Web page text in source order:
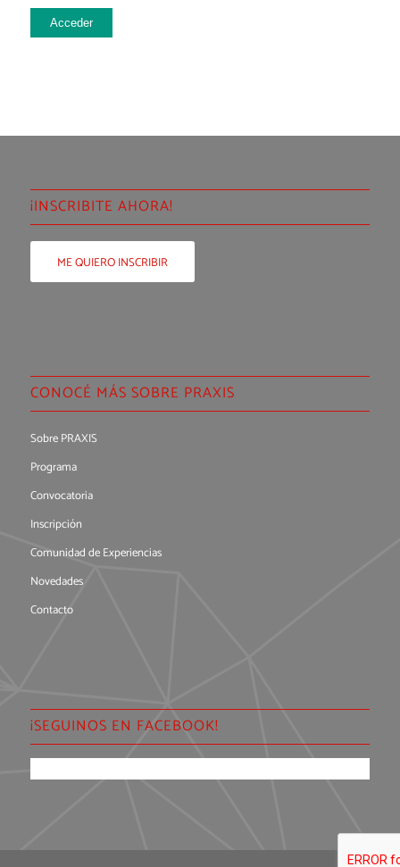
Acceder
¡INSCRIBITE AHORA!
ME QUIERO INSCRIBIR
CONOCÉ MÁS SOBRE PRAXIS
Sobre PRAXIS
Programa
Convocatoria
Inscripción
Comunidad de Experiencias
Novedades
Contacto
¡SEGUINOS EN FACEBOOK!